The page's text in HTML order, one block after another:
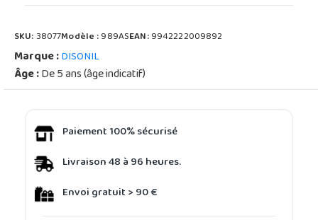
SKU:38077Modèle :989ASEAN:9942222009892
Marque :DISONIL
Âge :De 5 ans (âge indicatif)
Paiement 100% sécurisé
Livraison 48 à 96 heures.
Envoi gratuit > 90 €